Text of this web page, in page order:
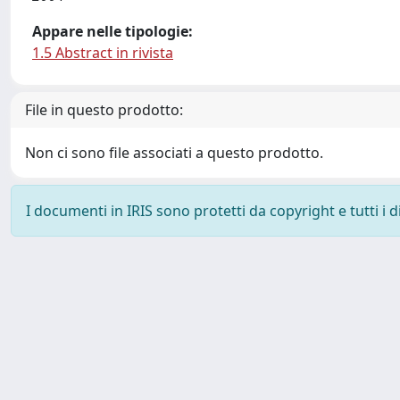
Appare nelle tipologie:
1.5 Abstract in rivista
File in questo prodotto:
Non ci sono file associati a questo prodotto.
I documenti in IRIS sono protetti da copyright e tutti i